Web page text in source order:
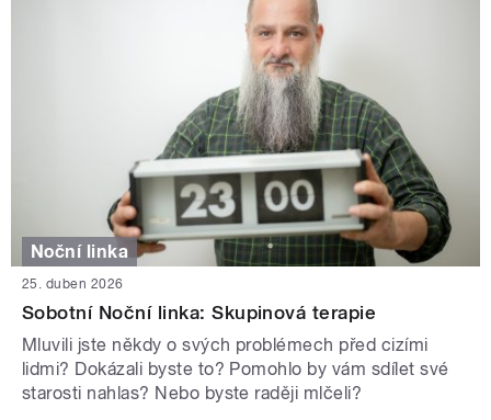
Noční linka
25. duben 2026
Sobotní Noční linka: Skupinová terapie
Mluvili jste někdy o svých problémech před cizími
lidmi? Dokázali byste to? Pomohlo by vám sdílet své
starosti nahlas? Nebo byste raději mlčeli?